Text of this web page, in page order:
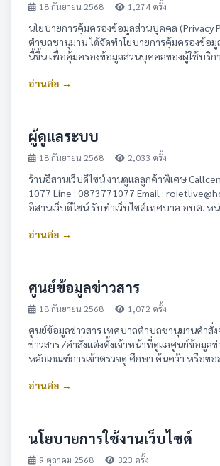
18 กันยายน 2568 1,274 ครั้ง
นโยบายการคุ้มครองข้อมูลส่วนบุคคล (Privacy
ตำบลชานุมาน ได้จัดทำโยบายการคุ้มครองข้อ
นี้ขึ้น เพื่อคุ้มครองข้อมูลส่วนบุคคลของผู้ใช้บริก
อ่านต่อ →
ผู้ดูแลระบบ
18 กันยายน 2568 2,033 ครั้ง
ร้านอีสานเว็บดีไซน์ งานดูแลลูกค้าพิเศษ
1077 Line : 0873771077 Email :
อีสานเว็บดีไซน์ รับทำเว็บไซต์เทศบาล อบต. หน่
อ่านต่อ →
ศูนย์ข้อมูลข่าวสาร
18 กันยายน 2568 1,072 ครั้ง
ศูนย์ข้อมูลข่าวสาร เทศบาลตำบลชานุมาน ​ คำสั่
ข่าวสาร /คำสั่งแต่งตั้งเจ้าหน้าที่ดูแลศูนย์ข้อมูลข่
หลักเกณฑ์การเข้าตรวจดู ศึกษา ค้นคว้า หรือขอ
อ่านต่อ →
นโยบายการใช้งานเว็บไซต์
9 ตุลาคม 2568 323 ครั้ง